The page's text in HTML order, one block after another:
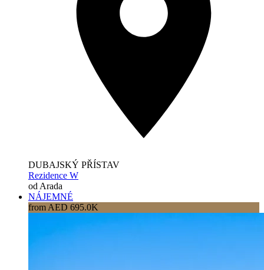
DUBAJSKÝ PŘÍSTAV
Rezidence W
od Arada
NÁJEMNÉ
from AED 695.0K